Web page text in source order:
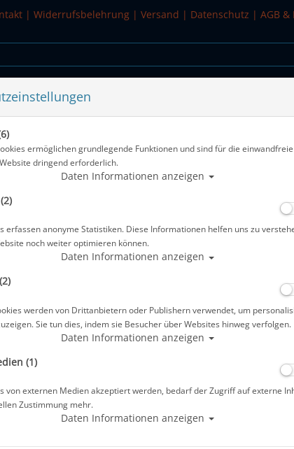
| Widerrufsbelehrung | Versand | Datenschutz | AGB
WASSERSPORT SALE
Alle
SubFrame Tauchmaske - transparent/
Artikelnr.: ato-04012200
127,75 €*
Lieferbar in bitte telef. erfragen
Prämienpunkte: 128
ermöglichen grundlegende Funktionen und sind für die einwandfreie
dringend erforderlich.
Daten Informationen anzeigen
erfassen anonyme Statistiken. Diese Informationen helfen uns zu
noch weiter optimieren können.
Daten Informationen anzeigen
werden von Drittanbietern oder Publishern verwendet, um
Sie tun dies, indem sie Besucher über Websites hinweg verfolgen.
Daten Informationen anzeigen
(1)
von externen Medien akzeptiert werden, bedarf der Zugriff auf externe
Zustimmung mehr.
Daten Informationen anzeigen